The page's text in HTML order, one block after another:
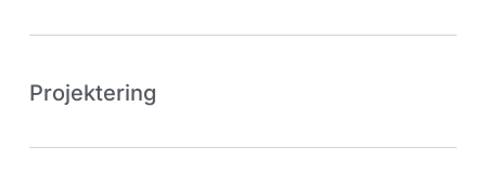
Projektering